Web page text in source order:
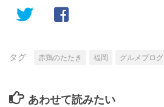
タグ: 赤鶏のたたき 福岡 グルメブログ
あわせて読みたい